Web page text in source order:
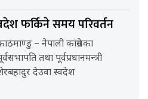
फर्किने समय परिवर्तन
– नेपाली कांग्रेसका
तथा पूर्वप्रधानमन्त्री
देउवा स्वदेश